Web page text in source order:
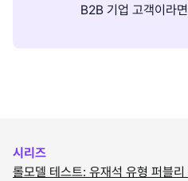
B2B 기업 고객이라면
시리즈
롤모델 테스트: 유재석 유형 퍼블리